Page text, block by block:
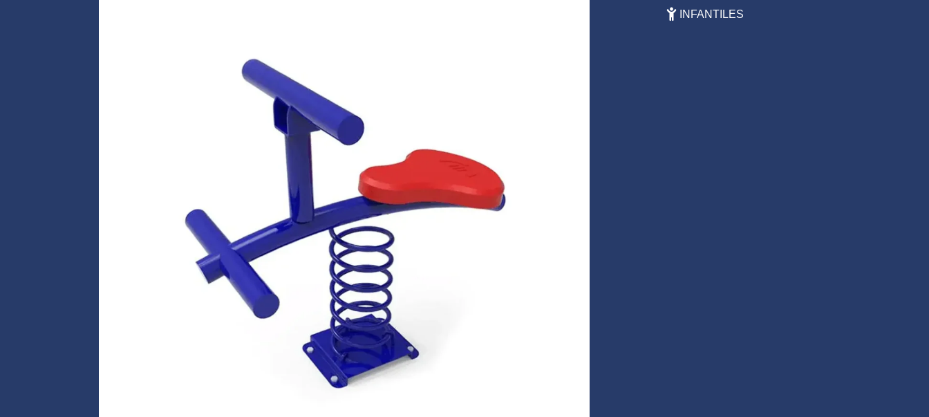
INFANTILES